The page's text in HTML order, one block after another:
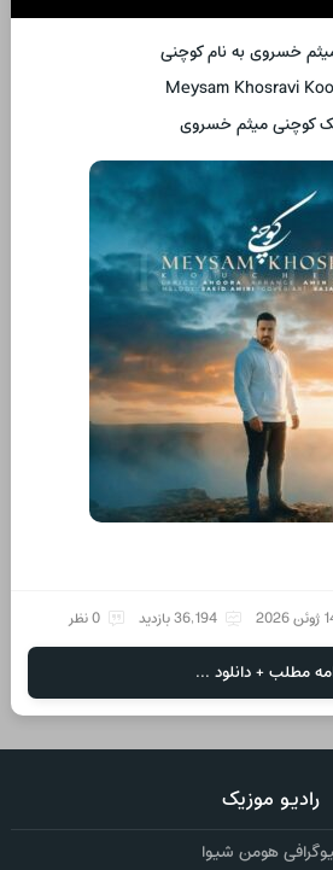
خسروی به نام کوچنی
Meysam Khosravi
کوچنی میثم خسروی
36,194 بازدید 0 نظر
مطلب + دانلود ...
رادیو موزیک
هومن شیوا